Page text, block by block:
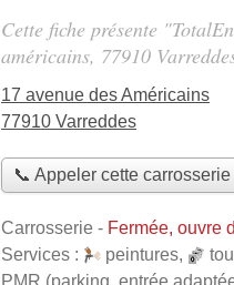
Cette fiche présente
américains, 77910
17 avenue des Américains
77910 Varreddes
📞 Appeler cette carrosserie
Carrosserie - Fermée, ouvre
Services :
peintures,
PMR (parking, entrée